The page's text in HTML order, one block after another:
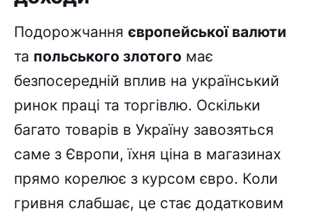
Подорожчання європейської валюти
та польського злотого має
безпосередній вплив на український
ринок праці та торгівлю. Оскільки
багато товарів в Україну завозяться
саме з Європи, їхня ціна в магазинах
прямо корелює з курсом євро. Коли
гривня слабшає, це стає додатковим